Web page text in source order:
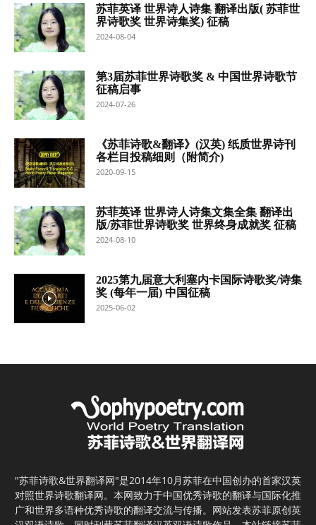
苏菲英译 世界诗人诗集 翻译出版( 苏菲世
界诗歌奖 世界诗集奖) 征稿
2024-08-04
第3届苏菲世界诗歌奖 & 中国世界诗歌节
征稿启事
2024-07-26
《苏菲诗歌&翻译》(汉英) 纸质世界诗刊
各栏目投稿细则（附简介)
2020-09-15
苏菲英译 世界诗人诗集文集全集 翻译出
版/苏菲世界诗歌奖 世界终身成就奖 征稿
2024-08-10
2025第九届意大利塞内卡国际诗歌奖/诗集
奖 (每年一届) 中国征稿
2025-06-02
"苏菲诗歌&世界翻译网"是2014年10月苏菲在中国创办的首家汉英
对照世界诗歌翻译网。本网致力于中国优秀诗歌的翻译与国际化推
广和世界多语种优秀诗歌的翻译交流与传播。网站发表苏菲原创英